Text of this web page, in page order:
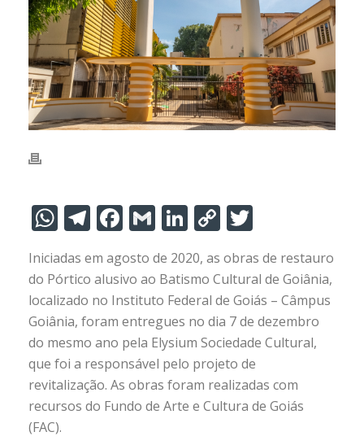
W
h
at
s
A
p
p
T
e
gr
a
m
F
e
b
o
o
k
G
m
ai
l
Li
n
k
e
dI
n
C
o
p
y
Li
n
k
w
itt
er
Iniciadas em agosto de 2020, as obras de restauro
do Pórtico alusivo ao Batismo Cultural de Goiânia,
localizado no Instituto Federal de Goiás – Câmpus
Goiânia, foram entregues no dia 7 de dezembro
do mesmo ano pela Elysium Sociedade Cultural,
que foi a responsável pelo projeto de
revitalização. As obras foram realizadas com
recursos do Fundo de Arte e Cultura de Goiás
(FAC).